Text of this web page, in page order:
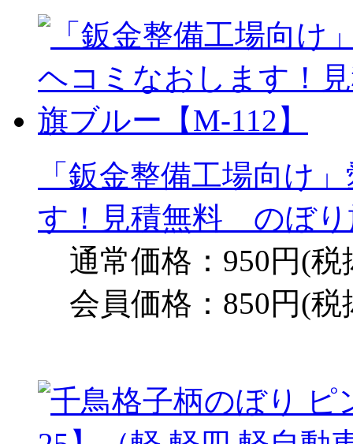
「鈑金整備工場向け
す！見積無料 のぼり
通常価格：950円(税
会員価格：850円(税